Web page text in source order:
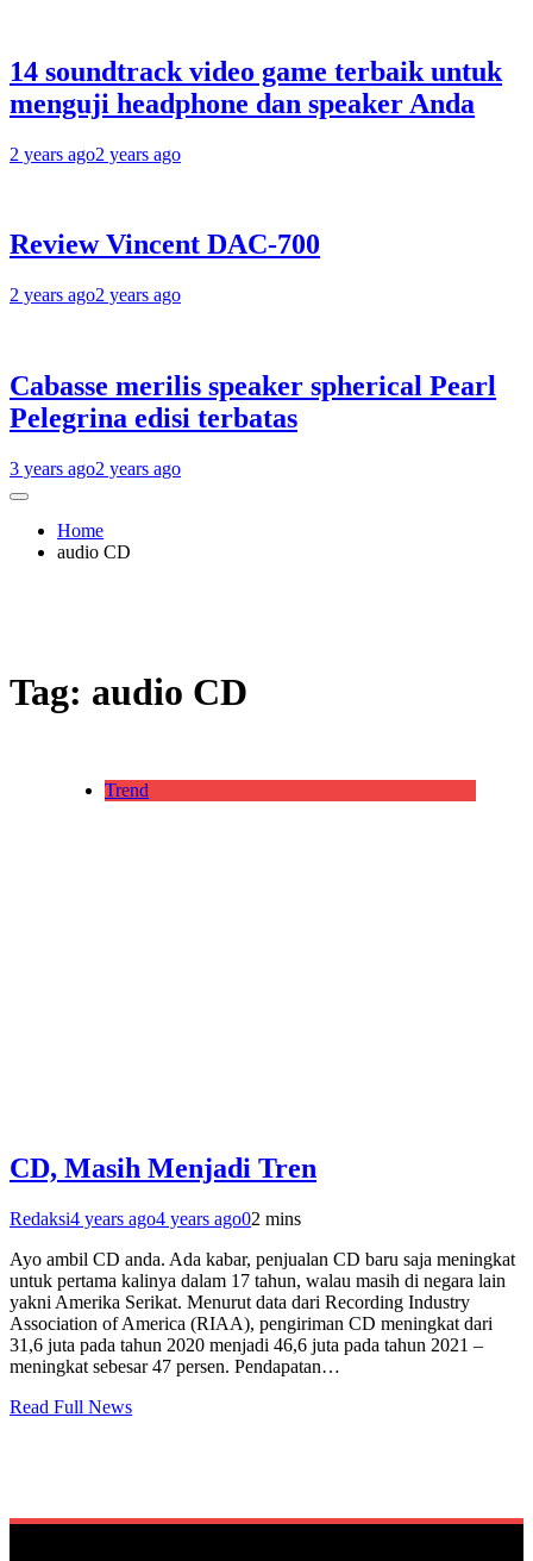
14 soundtrack video game terbaik untuk
menguji headphone dan speaker Anda
2 years ago2 years ago
Review Vincent DAC-700
2 years ago2 years ago
Cabasse merilis speaker spherical Pearl
Pelegrina edisi terbatas
3 years ago2 years ago
Home
audio CD
Tag: audio CD
Trend
CD, Masih Menjadi Tren
Redaksi4 years ago4 years ago02 mins
Ayo ambil CD anda. Ada kabar, penjualan CD baru saja meningkat
untuk pertama kalinya dalam 17 tahun, walau masih di negara lain
yakni Amerika Serikat. Menurut data dari Recording Industry
Association of America (RIAA), pengiriman CD meningkat dari
31,6 juta pada tahun 2020 menjadi 46,6 juta pada tahun 2021 –
meningkat sebesar 47 persen. Pendapatan…
Read Full News